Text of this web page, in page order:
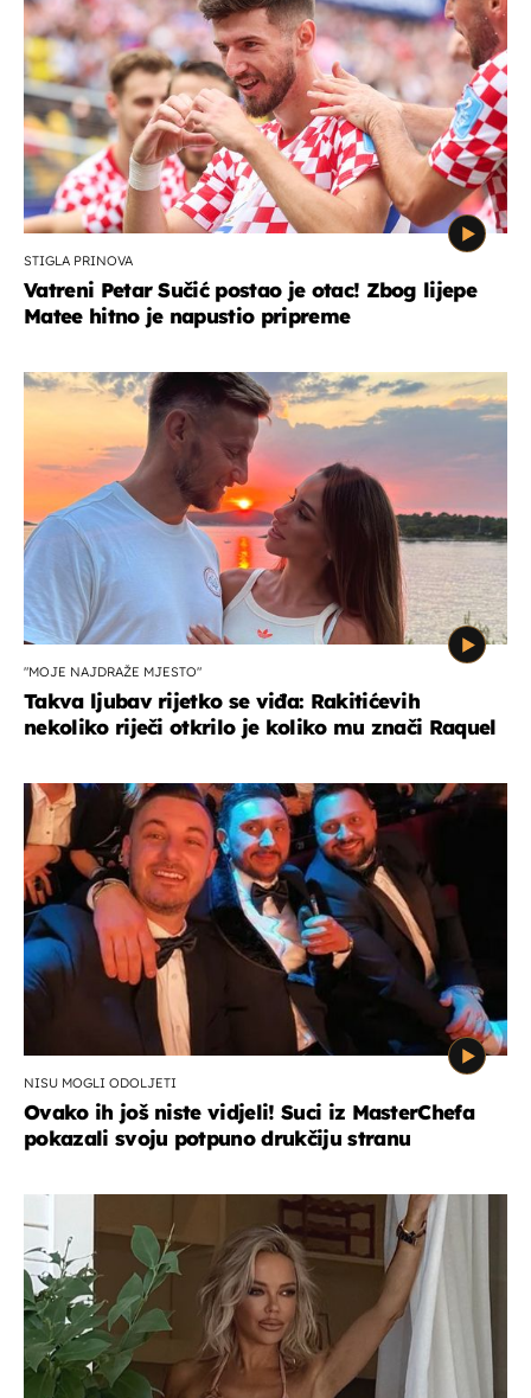
STIGLA PRINOVA
Vatreni Petar Sučić postao je otac! Zbog lijepe
Matee hitno je napustio pripreme
"MOJE NAJDRAŽE MJESTO"
Takva ljubav rijetko se viđa: Rakitićevih
nekoliko riječi otkrilo je koliko mu znači Raquel
NISU MOGLI ODOLJETI
Ovako ih još niste vidjeli! Suci iz MasterChefa
pokazali svoju potpuno drukčiju stranu